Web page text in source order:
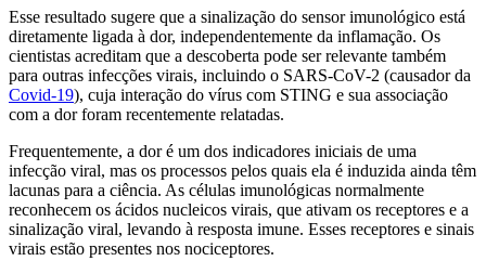
Esse resultado sugere que a sinalização do sensor imunológico está
diretamente ligada à dor, independentemente da inflamação. Os
cientistas acreditam que a descoberta pode ser relevante também
para outras infecções virais, incluindo o SARS-CoV-2 (causador da
Covid-19), cuja interação do vírus com STING e sua associação
com a dor foram recentemente relatadas.
Frequentemente, a dor é um dos indicadores iniciais de uma
infecção viral, mas os processos pelos quais ela é induzida ainda têm
lacunas para a ciência. As células imunológicas normalmente
reconhecem os ácidos nucleicos virais, que ativam os receptores e a
sinalização viral, levando à resposta imune. Esses receptores e sinais
virais estão presentes nos nociceptores.